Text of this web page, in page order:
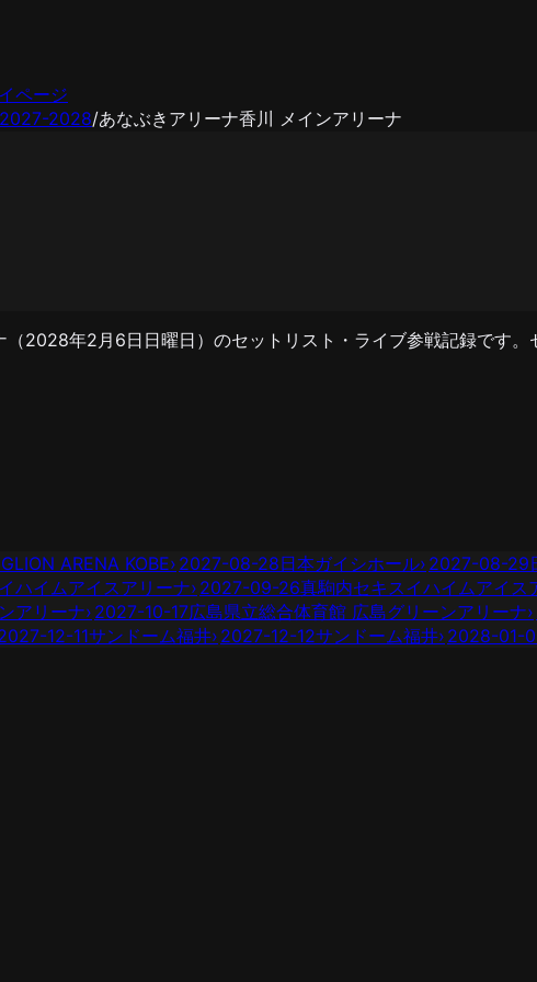
ページ
2028/あなぶきアリーナ香川 メインアリーナ
2028年2月6日日曜日）のセットリスト・ライブ参戦記録です。
GLION ARENA KOBE› 2027-08-28日本ガイシホール› 2027-08-29
ハイムアイスアリーナ› 2027-09-26真駒内セキスイハイムアイス
アリーナ› 2027-10-17広島県立総合体育館 広島グリーンアリーナ›
12-11サンドーム福井› 2027-12-12サンドーム福井› 2028-01-